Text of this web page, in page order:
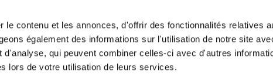
le contenu et les annonces, d'offrir des fonctionnalités relatives
également des informations sur l'utilisation de notre site
qui peuvent combiner celles-ci avec d'autres
lors de votre utilisation de leurs services.
trouvez celles qui correspondent à vos intérêts et à votre